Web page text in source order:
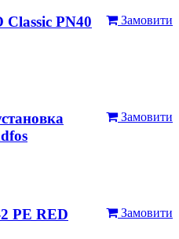
Замовити
PN40
Замовити
Замовити
РЕ RED